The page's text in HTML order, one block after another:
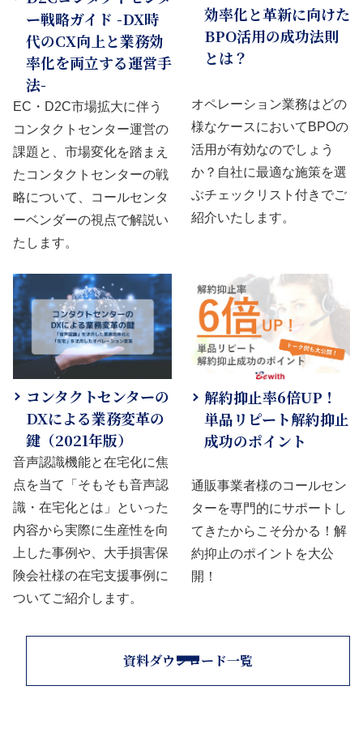
ー戦略ガイド -DX時
代のCX向上と業務効
率化を両立する運営手
法-
EC・D2C市場拡大に伴う
コンタクトセンター運営の
課題と、市場変化を踏まえ
たコンタクトセンターの戦
略について、コールセンタ
ーベンダーの視点で解説い
たします。
効率化と革新に向けた
BPO活用の成功法則
とは？
オペレーション業務はどの
様なケースにおいてBPOの
活用が有効なのでしょう
か？自社に最適な施策を選
ぶチェックリスト付きでご
紹介いたします。
コンタクトセンターの
DXによる業務変革の
鍵（2021年版）
音声認識機能と在宅化に焦
点を当て「そもそも音声認
識・在宅化とは」といった
内容から実際に生産性を向
上した事例や、大手損害保
険会社様の在宅支援事例に
ついてご紹介します。
解約抑止率6倍UP！
単品リピート解約抑止
成功のポイント
通販事業者様のコールセン
ターを専門的にサポートし
てきたからこそ分かる！解
約抑止のポイントを大公
開！
資料ダウンロード一覧